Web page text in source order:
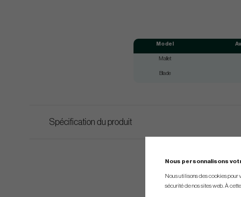
Model
Mallet
Blade
Spécification du produit
Nous personnalisons
Nous utilisons des cookies pour
sécurité de nos sites web. À